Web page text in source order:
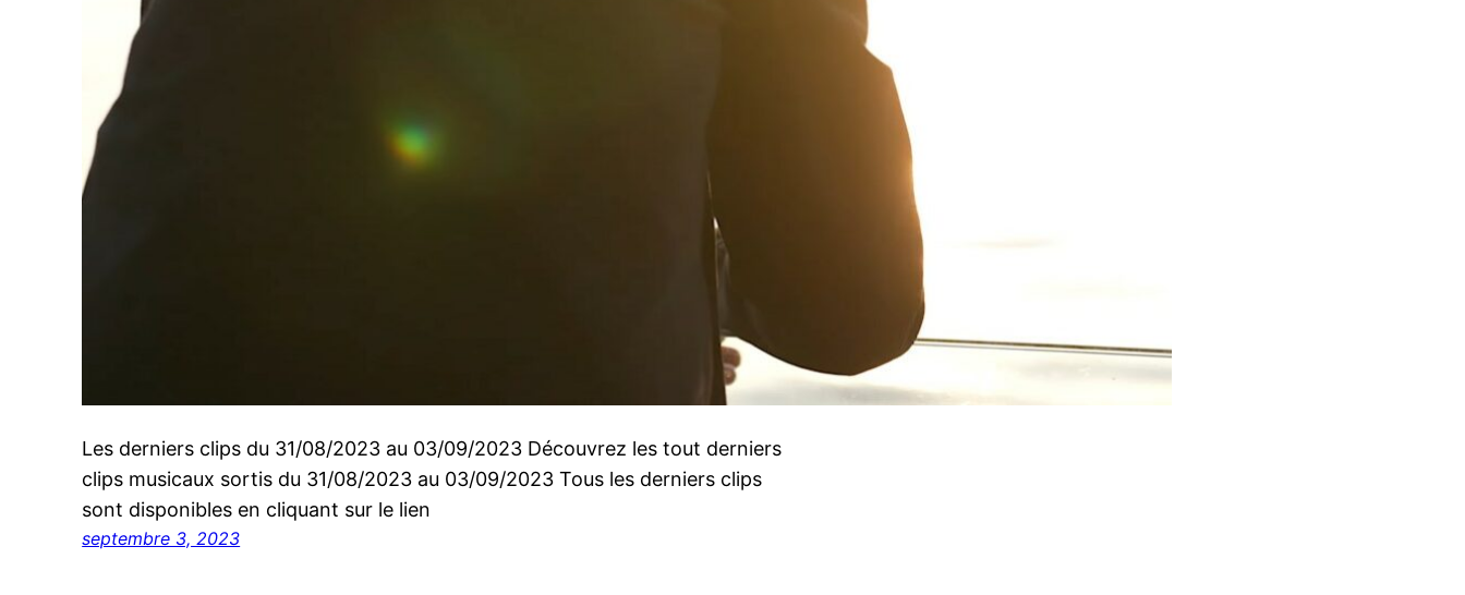
Les derniers clips du 31/08/2023 au 03/09/2023 Découvrez les tout derniers
clips musicaux sortis du 31/08/2023 au 03/09/2023 Tous les derniers clips
sont disponibles en cliquant sur le lien
septembre 3, 2023